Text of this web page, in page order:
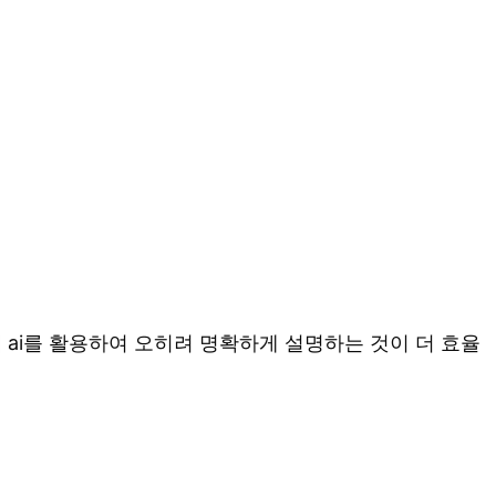
를 활용하여 오히려 명확하게 설명하는 것이 더 효율